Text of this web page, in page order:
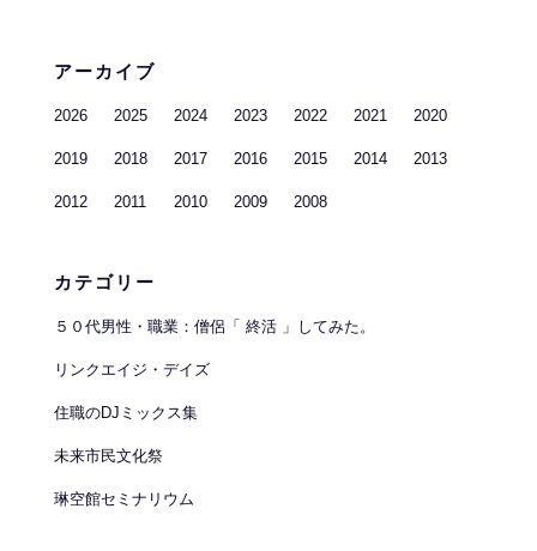
アーカイブ
2026 2025 2024 2023 2022 2021 2020
2019 2018 2017 2016 2015 2014 2013
2012 2011 2010 2009 2008
カテゴリー
５０代男性・職業：僧侶「 終活 」してみた。
リンクエイジ・デイズ
住職のDJミックス集
未来市民文化祭
琳空館セミナリウム